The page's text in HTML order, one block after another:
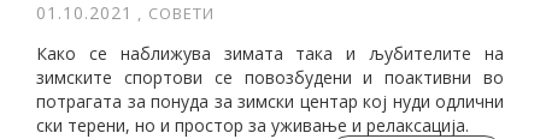
01.10.2021 , СОВЕТИ
Како се наближува зимата така и љубителите на
зимските спортови се повозбудени и поактивни во
потрагата за понуда за зимски центар кој нуди одлични
ски терени, но и простор за уживање и релаксација.